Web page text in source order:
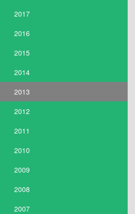
2017
2016
2015
2014
2013
2012
2011
2010
2009
2008
2007